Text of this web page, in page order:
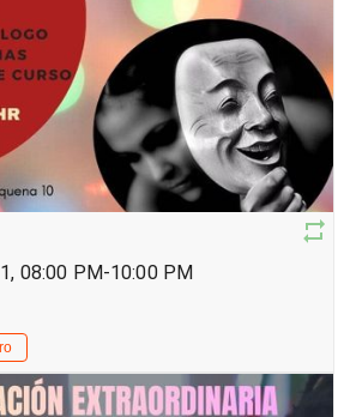
08:00 PM-10:00 PM